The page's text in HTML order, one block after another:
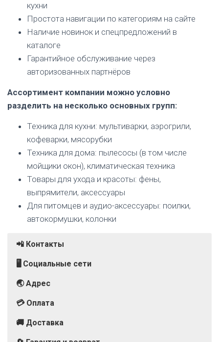
кухни
Простота навигации по категориям на сайте
Наличие новинок и спецпредложений в
каталоге
Гарантийное обслуживание через
авторизованных партнёров
Ассортимент компании можно условно
разделить на несколько основных групп:
Техника для кухни: мультиварки, аэрогрили,
кофеварки, мясорубки
Техника для дома: пылесосы (в том числе
мойщики окон), климатическая техника
Товары для ухода и красоты: фены,
выпрямители, аксессуары
Для питомцев и аудио-аксессуары: поилки,
автокормушки, колонки
📲 Контакты
🖥️ Социальные сети
🌏 Адрес
💳 Оплата
🚚 Доставка